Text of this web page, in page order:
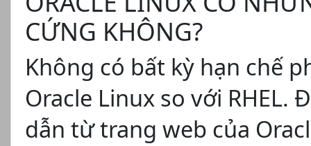
CỨNG KHÔNG?
Không có bất kỳ hạn chế
Oracle Linux so với RHEL.
dẫn từ trang web của